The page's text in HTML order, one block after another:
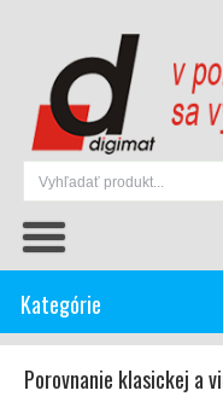
Kategórie
Porovnanie klasickej a